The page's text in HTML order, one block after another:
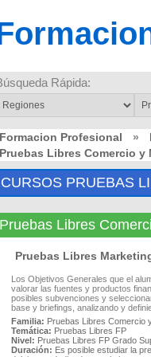
Rápida:
Formacion Profesional »
Pruebas Libres Comercio y
CURSOS PRUEBAS
Pruebas Libres
Pruebas Libres
Los Objetivos Generales que el
valorar las fuentes y productos
posibles subvenciones y
base y briefings, analizando y
Familia: Pruebas Libres Comercio
Temática: Pruebas Libres FP
Nivel: Pruebas Libres FP Grado
Duración: Es posible estudiar la